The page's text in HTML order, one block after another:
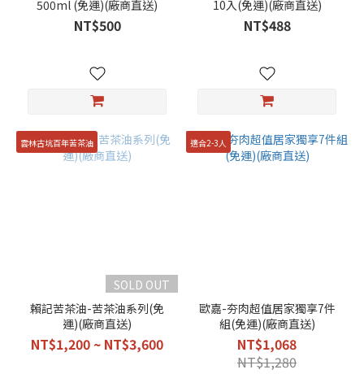
500ml (免運)(廠商直送)
NT$500
10入(免運)(廠商直送)
NT$488
雲林古坑百年苦茶油
SOLD OUT
賴記苦茶油-苦茶油系列(免
運)(廠商直送)
NT$1,200 ~ NT$3,600
適合2-3人
歐嘉-夯肉超值居家獨享7件
組(免運)(廠商直送)
NT$1,068
NT$1,280